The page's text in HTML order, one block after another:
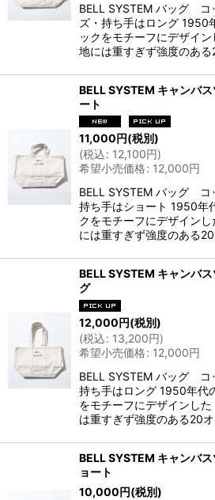
BELL SYSTEM バッグ コ
ズ・持ち手はロング 1950
ックをモチーフにデザイ
地には重すぎず強度のあ
BELL SYSTEM キャンバ
ート
11,000円(税別)
(税込: 12,100円)
希望小売価格: 12,000円
BELL SYSTEM バッグ コ
持ち手はショート 1950年
クをモチーフにデザイン
には重すぎず強度のある
BELL SYSTEM キャンバ
グ
12,000円(税別)
(税込: 13,200円)
希望小売価格: 12,000円
BELL SYSTEM バッグ コ
持ち手はロング 1950年代
をモチーフにデザインし
は重すぎず強度のある20
BELL SYSTEM キャンバ
ョート
10,000円(税別)